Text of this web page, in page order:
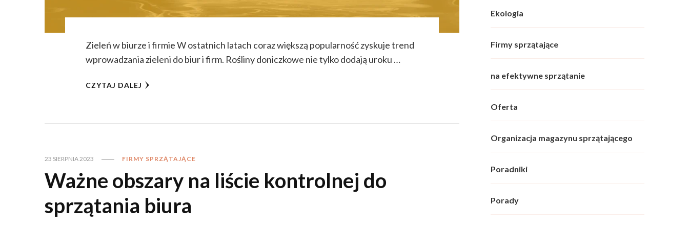
Zieleń w biurze i firmie W ostatnich latach coraz większą popularność zyskuje trend
wprowadzania zieleni do biur i firm. Rośliny doniczkowe nie tylko dodają uroku …
CZYTAJ DALEJ
23 SIERPNIA 2023 FIRMY SPRZĄTAJĄCE
Ważne obszary na liście kontrolnej do
sprzątania biura
Ekologia
Firmy sprzątające
na efektywne sprzątanie
Oferta
Organizacja magazynu sprzątającego
Poradniki
Porady